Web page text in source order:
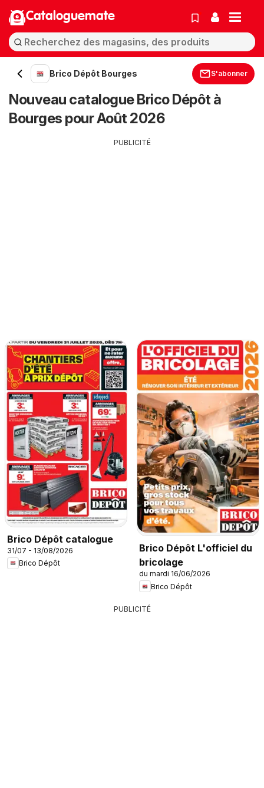
Cataloguemate
Brico Dépôt Bourges S'abonner
Nouveau catalogue Brico Dépôt à
Bourges pour Août 2026
PUBLICITÉ
Brico Dépôt catalogue
31/07 - 13/08/2026
Brico Dépôt
Brico Dépôt L'officiel du
bricolage
du mardi 16/06/2026
Brico Dépôt
PUBLICITÉ